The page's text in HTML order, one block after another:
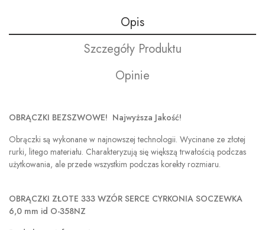
Opis
Szczegóły Produktu
Opinie
OBRĄCZKI BEZSZWOWE! Najwyższa Jakość!
Obrączki są wykonane w najnowszej technologii. Wycinane ze złotej
rurki, litego materiału. Charakteryzują się większą trwałością podczas
użytkowania, ale przede wszystkim podczas korekty rozmiaru.
OBRĄCZKI ZŁOTE 333 WZÓR SERCE CYRKONIA SOCZEWKA
6,0 mm id O-358NZ